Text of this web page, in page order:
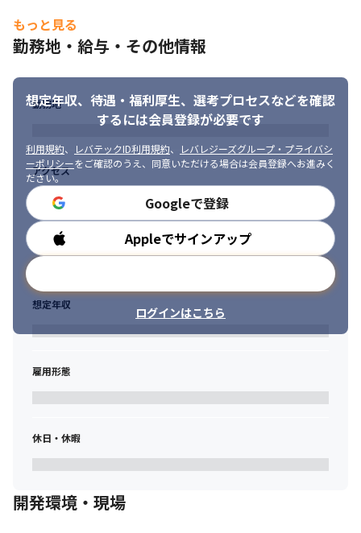
※AWS最上位パートナー「プレミアティア サービスパートナー」
認定
国内トップのAWSベンダーで業務を進めます。
し達成できる方
・当社の存在意義に共感できる方
＜存在意義＞
技術と探究心で、今日の「できない」を明日の「できる」に
もっと見る
勤務地・給与・その他情報
想定年収、待遇・福利厚生、 選考プロセスなどを確認
するには会員登録が必要です
利用規約、 レバテックID利用規約、
レバレジーズグループ・プライバシ
ーポリシーをご確認のうえ、同意いただける場合は会員登録へお進みく
ださい。
Googleで登録
Appleでサインアップ
ログインはこちら
勤務地
アクセス
勤務時間
想定年収
雇用形態
休日・休暇
開発環境・現場